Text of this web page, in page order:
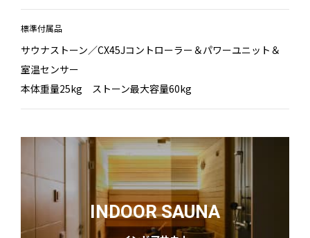
標準付属品
サウナストーン／CX45Jコントローラー＆パワーユニット＆
室温センサー
本体重量25kg ストーン最大容量60kg
INDOOR SAUNA